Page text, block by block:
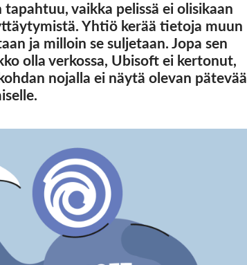
vaikka pelissä ei olisikaan
Yhtiö kerää tietoja muun
ja milloin se suljetaan. Jopa sen
olla verkossa, Ubisoft ei kertonut,
nojalla ei näytä olevan pätevää